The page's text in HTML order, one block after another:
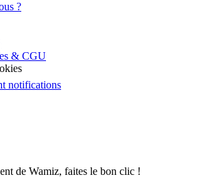
?
& CGU
notifications
de Wamiz, faites le bon clic !